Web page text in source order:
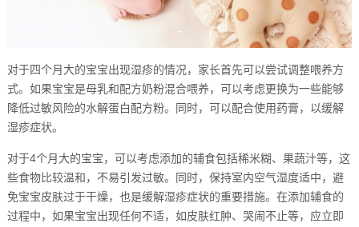
对于四个月大的宝宝出现湿疹的情况，家长首先可以尝试调整喂养方
式。如果宝宝是母乳和配方奶粉混合喂养，可以考虑更换为一些能够
降低过敏风险的水解蛋白配方粉。同时，可以配合使用药膏，以缓解
湿疹症状。
对于4个月大的宝宝，可以考虑添加的辅食包括稀米糊、果蔬汁等，这
些食物比较温和，不易引发过敏。同时，保持室内空气湿度适中，避
免宝宝皮肤过于干燥，也是缓解湿疹症状的重要措施。在添加辅食的
过程中，如果宝宝出现任何不适，如皮肤红肿、哭闹不止等，应立即